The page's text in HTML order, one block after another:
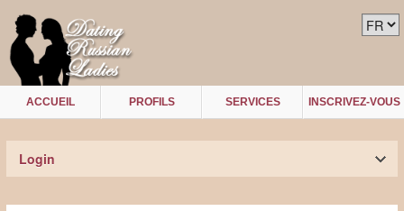
ACCUEIL PROFILS SERVICES INSCRIVEZ-VOUS
Login